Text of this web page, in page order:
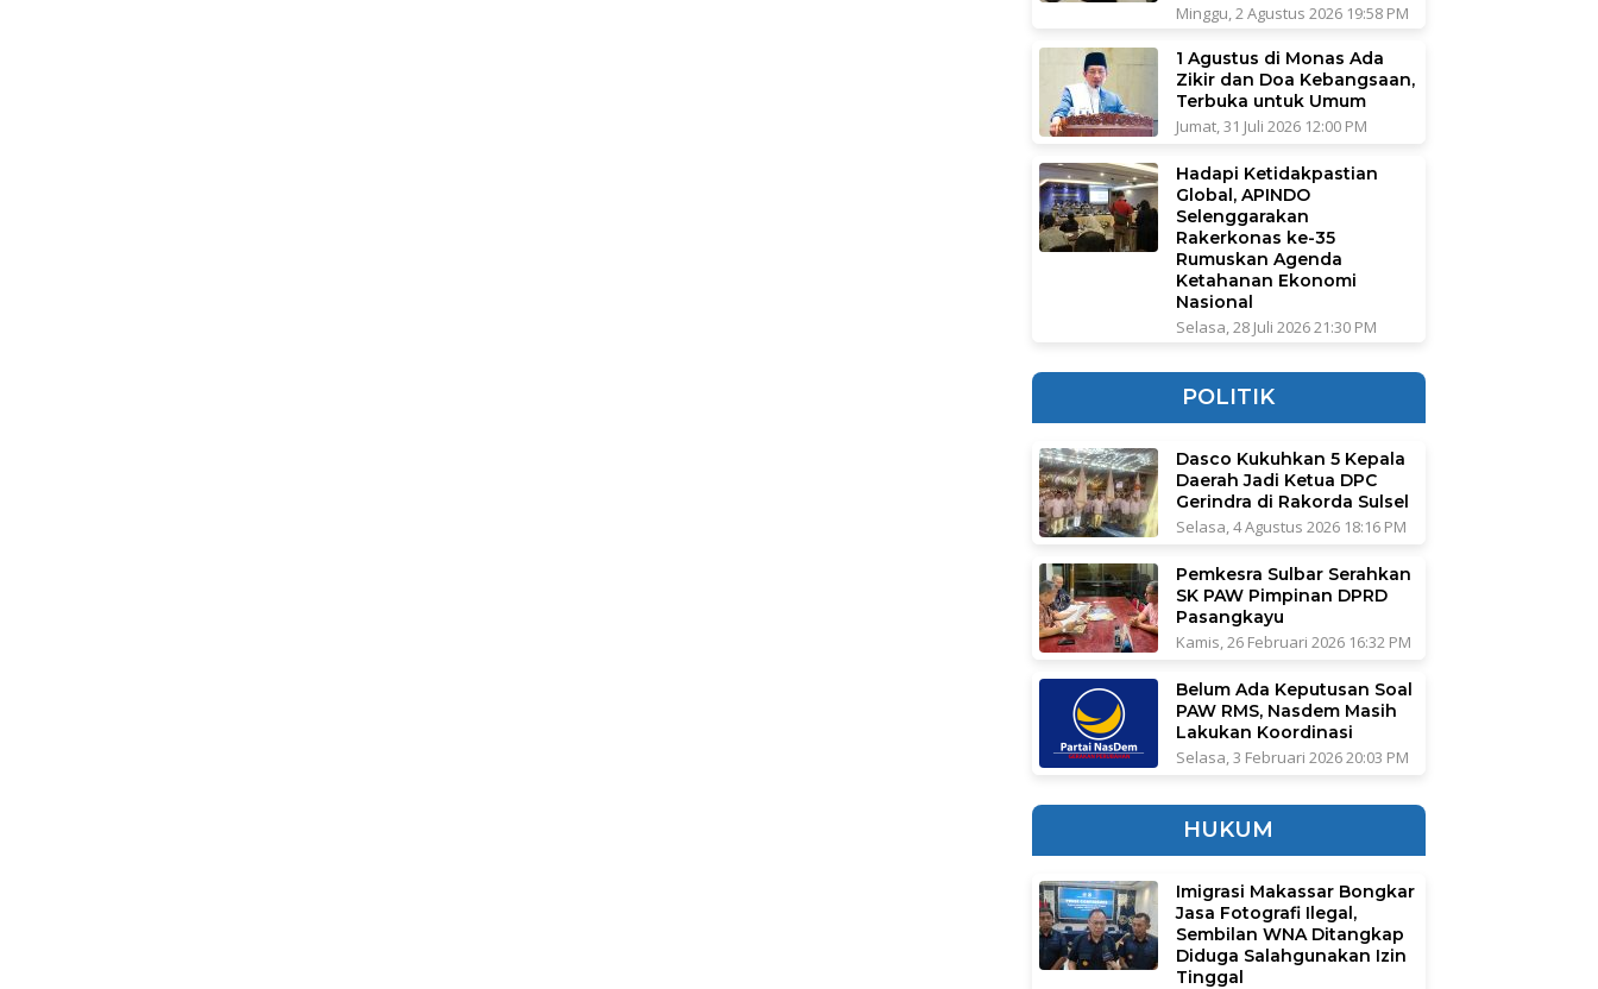
Minggu, 2 Agustus 2026 19:58 PM
1 Agustus di Monas Ada
Zikir dan Doa Kebangsaan,
Terbuka untuk Umum
Jumat, 31 Juli 2026 12:00 PM
Hadapi Ketidakpastian
Global, APINDO
Selenggarakan
Rakerkonas ke-35
Rumuskan Agenda
Ketahanan Ekonomi
Nasional
Selasa, 28 Juli 2026 21:30 PM
POLITIK
Dasco Kukuhkan 5 Kepala
Daerah Jadi Ketua DPC
Gerindra di Rakorda Sulsel
Selasa, 4 Agustus 2026 18:16 PM
Pemkesra Sulbar Serahkan
SK PAW Pimpinan DPRD
Pasangkayu
Kamis, 26 Februari 2026 16:32 PM
Belum Ada Keputusan Soal
PAW RMS, Nasdem Masih
Lakukan Koordinasi
Selasa, 3 Februari 2026 20:03 PM
HUKUM
Imigrasi Makassar Bongkar
Jasa Fotografi Ilegal,
Sembilan WNA Ditangkap
Diduga Salahgunakan Izin
Tinggal